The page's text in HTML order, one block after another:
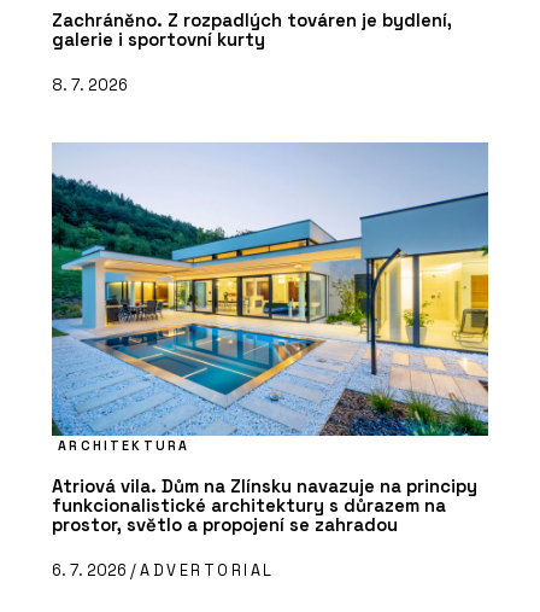
Zachráněno. Z rozpadlých továren je bydlení,
galerie i sportovní kurty
8. 7. 2026
ARCHITEKTURA
Atriová vila. Dům na Zlínsku navazuje na principy
funkcionalistické architektury s důrazem na
prostor, světlo a propojení se zahradou
6. 7. 2026 /ADVERTORIAL